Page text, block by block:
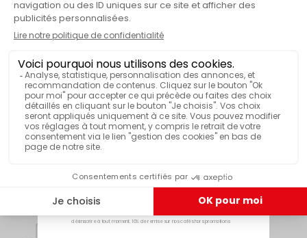
VOIR PLUS DE CARACTÉRISTIQUES
BOTANIQUE
Thé noir
CUEILLETTE
Printemps / Été
TEMPS D'INFUSION
3-4 min
-10%
En vous inscrivant à notre newsletter 🌞
E-mail
Je reçois mon code
désinscrire à tout moment. 10% de remise sur nos cafés hors promotions